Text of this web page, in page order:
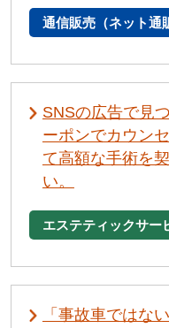
通信販売（ネット通
SNSの広告で見
ーポンでカウン
て高額な手術を
い。
エステティックサー
「事故車ではな